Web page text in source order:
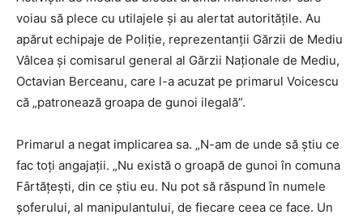
voiau să plece cu utilajele și au alertat autoritățile. Au
apărut echipaje de Poliţie, reprezentanţii Gărzii de Mediu
Vâlcea și comisarul general al Gărzii Naţionale de Mediu,
Octavian Berceanu, care l-a acuzat pe primarul Voicescu
că „patronează groapa de gunoi ilegală”.
Primarul a negat implicarea sa. „N-am de unde să ştiu ce
fac toţi angajaţii. „Nu există o groapă de gunoi în comuna
Fârtăţeşti, din ce ştiu eu. Nu pot să răspund în numele
şoferului, al manipulantului, de fiecare ceea ce face. Un